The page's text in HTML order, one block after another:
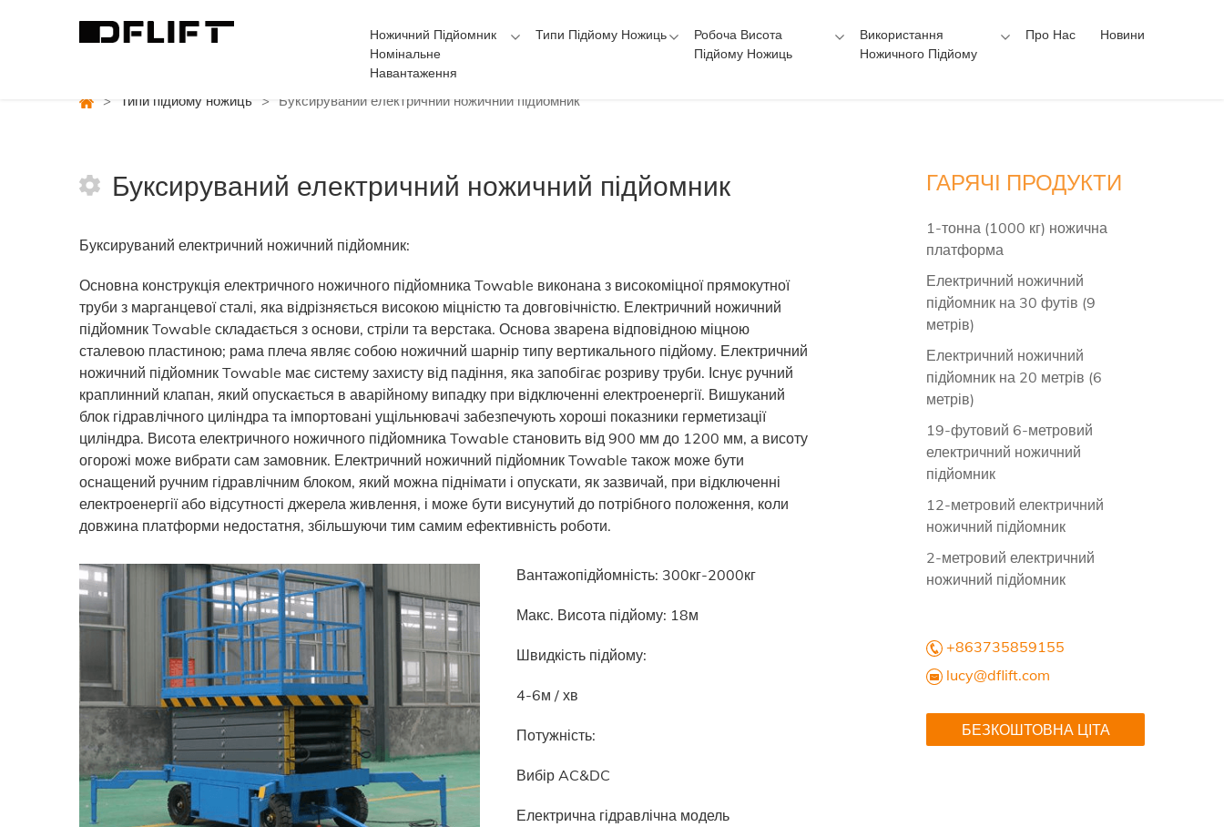
Ножичний Підйомник
Номінальне
Навантаження
Типи Підйому Ножиць
Робоча Висота
Підйому Ножиць
Використання
Ножичного Підйому
Про Нас Новини
> Типи підйому ножиць > Буксируваний електричний ножичний підйомник
Буксируваний електричний ножичний підйомник
Буксируваний електричний ножичний підйомник:
Основна конструкція електричного ножичного підйомника Towable виконана з високоміцної прямокутної
труби з марганцевої сталі, яка відрізняється високою міцністю та довговічністю. Електричний ножичний
підйомник Towable складається з основи, стріли та верстака. Основа зварена відповідною міцною
сталевою пластиною; рама плеча являє собою ножичний шарнір типу вертикального підйому. Електричний
ножичний підйомник Towable має систему захисту від падіння, яка запобігає розриву труби. Існує ручний
краплинний клапан, який опускається в аварійному випадку при відключенні електроенергії. Вишуканий
блок гідравлічного циліндра та імпортовані ущільнювачі забезпечують хороші показники герметизації
циліндра. Висота електричного ножичного підйомника Towable становить від 900 мм до 1200 мм, а висоту
огорожі може вибрати сам замовник. Електричний ножичний підйомник Towable також може бути
оснащений ручним гідравлічним блоком, який можна піднімати і опускати, як зазвичай, при відключенні
електроенергії або відсутності джерела живлення, і може бути висунутий до потрібного положення, коли
довжина платформи недостатня, збільшуючи тим самим ефективність роботи.
Вантажопідйомність: 300кг-2000кг
Макс. Висота підйому: 18м
Швидкість підйому:
4-6м / хв
Потужність:
Вибір AC&DC
Електрична гідравлічна модель
ГАРЯЧІ ПРОДУКТИ
1-тонна (1000 кг) ножична
платформа
Електричний ножичний
підйомник на 30 футів (9
метрів)
Електричний ножичний
підйомник на 20 метрів (6
метрів)
19-футовий 6-метровий
електричний ножичний
підйомник
12-метровий електричний
ножичний підйомник
2-метровий електричний
ножичний підйомник
+863735859155
lucy@dflift.com
БЕЗКОШТОВНА ЦІТА